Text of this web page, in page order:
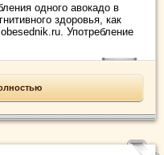
одного авокадо в
здоровья, как
Употребление